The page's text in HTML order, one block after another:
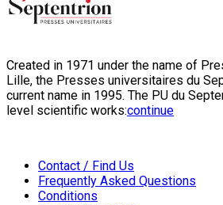
Created in 1971 under the name of
Lille, the Presses universitaires du
current name in 1995. The PU du
level scientific works:continue
Contact / Find Us
Frequently Asked Questions
Conditions